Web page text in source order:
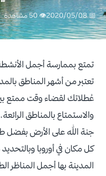
📅 2020/05/08 👁 50 مشاهدة
تمتع بممارسة أجمل
تعتبر من أشهر المناطق
عُطلاتك لقضاء وقت ممتع
والاستمتاع بالمناطق
جنة الله على الأرض بفضل
كل مكان في أوروبا
المدينة بها أجمل